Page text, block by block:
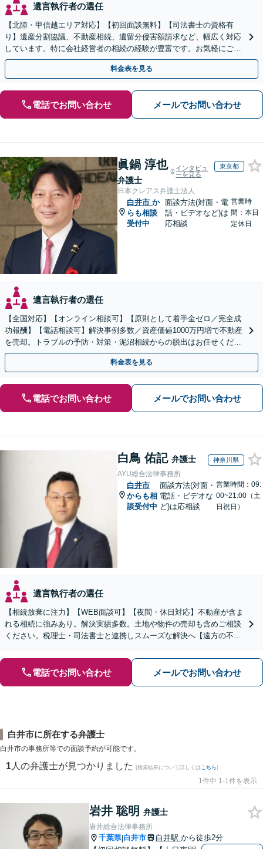
遺言執行者の選任
【北陸・甲信越エリア対応】【初回面談無料】【司法書士の資格有
り】遺産分割協議、不動産相続、遺留分侵害額請求など、幅広く対応
しています。特に会社経営者の相続の経験が豊富です。お気軽にご相
談ください。【休日・夜間面談可】【オンライン面談可】
料金表を見る
電話でお問い合わせ メールでお問い合わせ
眞鍋 淳也
弁護士
インタビュ
ーを見る
東京都
日本クレアス弁護士法人
白井市 か
らも相談
受付中
面談方法(対面・電
話・ビデオなど)は
応相談
営業時
間：本日
定休日
遺言執行者の選任
【全国対応】【オンライン相談可】【原則として着手金ゼロ／完全成
功報酬】【電話相談可】解決事例多数／資産価値1000万円増で不動産
を売却。トラブルの予防・対策・泥沼相続からの脱出はお任せくださ
い！法律と税務を一体的に対応します
料金表を見る
電話でお問い合わせ メールでお問い合わせ
白鳥 佑記 弁護士 神奈川県
AYU総合法律事務所
白井市
からも相
談受付中
面談方法(対面・
電話・ビデオな
ど)は応相談
営業時間：09:
00~21:00（土
日祝日）
遺言執行者の選任
【相続放棄に注力】【WEB面談可】【夜間・休日対応】不動産が含ま
れる相続に強みあり。解決実績多数。土地や物件の売却も含めご相談
ください。税理士・司法書士と連携しスムーズな解決へ【遠方の不動
電話でお問い合わせ メールでお問い合わせ
白井市に所在する弁護士
白井市の事務所等での面談予約が可能です。
1 人の弁護士が見つかりました (検索結果について詳しくは こちら)
1件中 1-1件を表示
岩井 聡明 弁護士
岩井総合法律事務所
千葉県|白井市 白井駅 から徒歩2分